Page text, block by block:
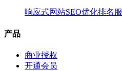
响应式网站SEO优化排名
产品
商业授权
开通会员